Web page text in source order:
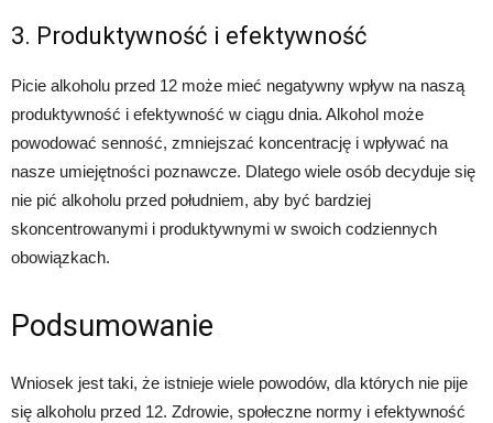
3. Produktywność i efektywność
Picie alkoholu przed 12 może mieć negatywny wpływ na naszą
produktywność i efektywność w ciągu dnia. Alkohol może
powodować senność, zmniejszać koncentrację i wpływać na
nasze umiejętności poznawcze. Dlatego wiele osób decyduje się
nie pić alkoholu przed południem, aby być bardziej
skoncentrowanymi i produktywnymi w swoich codziennych
obowiązkach.
Podsumowanie
Wniosek jest taki, że istnieje wiele powodów, dla których nie pije
się alkoholu przed 12. Zdrowie, społeczne normy i efektywność